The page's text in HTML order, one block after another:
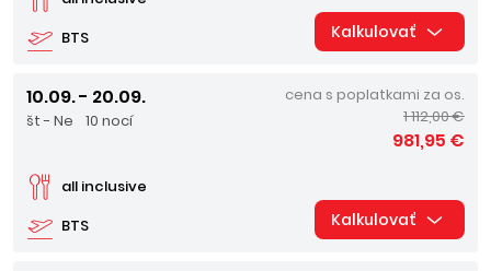
BTS Kalkulovať
10.09. - 20.09.
št - Ne 10 nocí
BTS
all inclusive
cena s poplatkami za os.
1 112,00 €
981,95 €
Kalkulovať